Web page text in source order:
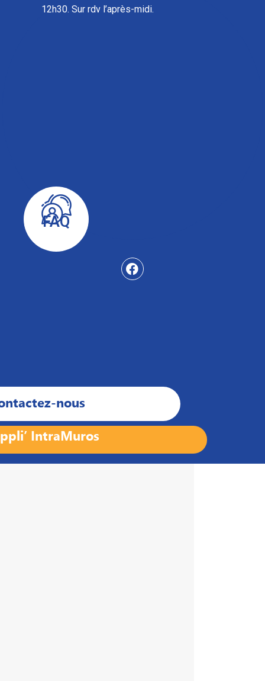
12h30. Sur rdv l’après-midi.
FAQ
nous
IntraMuros